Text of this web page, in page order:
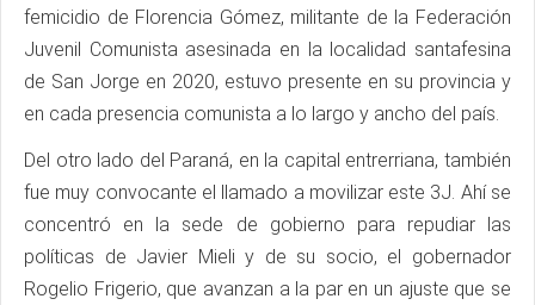
femicidio de Florencia Gómez, militante de la Federación
Juvenil Comunista asesinada en la localidad santafesina
de San Jorge en 2020, estuvo presente en su provincia y
en cada presencia comunista a lo largo y ancho del país.
Del otro lado del Paraná, en la capital entrerriana, también
fue muy convocante el llamado a movilizar este 3J. Ahí se
concentró en la sede de gobierno para repudiar las
políticas de Javier Mieli y de su socio, el gobernador
Rogelio Frigerio, que avanzan a la par en un ajuste que se